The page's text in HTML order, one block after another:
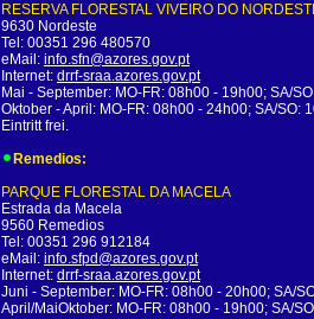
RESERVA FLORESTAL VIVEIRO DO
9630 Nordeste
Tel: 00351 296 480570
eMail: info.sfn@azores.gov.pt
Internet: drrf-sraa.azores.gov.pt
Mai - September: MO-FR: 08h00 - 19h00; SA/
Oktober - April: MO-FR: 08h00 - 24h00; SA/SO:
Eintritt frei.
Remedios:
PARQUE FLORESTAL DA MACELA
Estrada da Macela
9560 Remedios
Tel: 00351 296 912184
eMail: info.sfpd@azores.gov.pt
Internet: drrf-sraa.azores.gov.pt
Juni - September: MO-FR: 08h00 - 20h00; SA/
April/MaiOktober: MO-FR: 08h00 - 19h00; SA/